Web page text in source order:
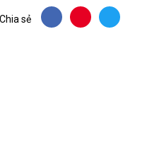
Chia sẻ